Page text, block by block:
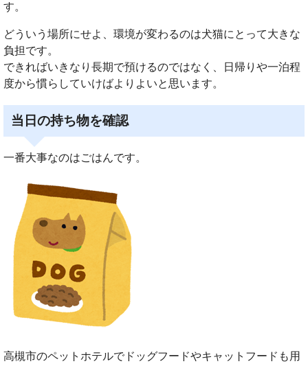
す。
どういう場所にせよ、環境が変わるのは犬猫にとって大きな
負担です。
できればいきなり長期で預けるのではなく、日帰りや一泊程
度から慣らしていけばよりよいと思います。
当日の持ち物を確認
一番大事なのはごはんです。
高槻市のペットホテルでドッグフードやキャットフードも用